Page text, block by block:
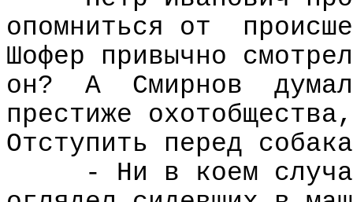
опомниться от
Шофер привычно смотрел
он?
А Смирнов
думал
престиже
Отступить перед
- Ни в коем